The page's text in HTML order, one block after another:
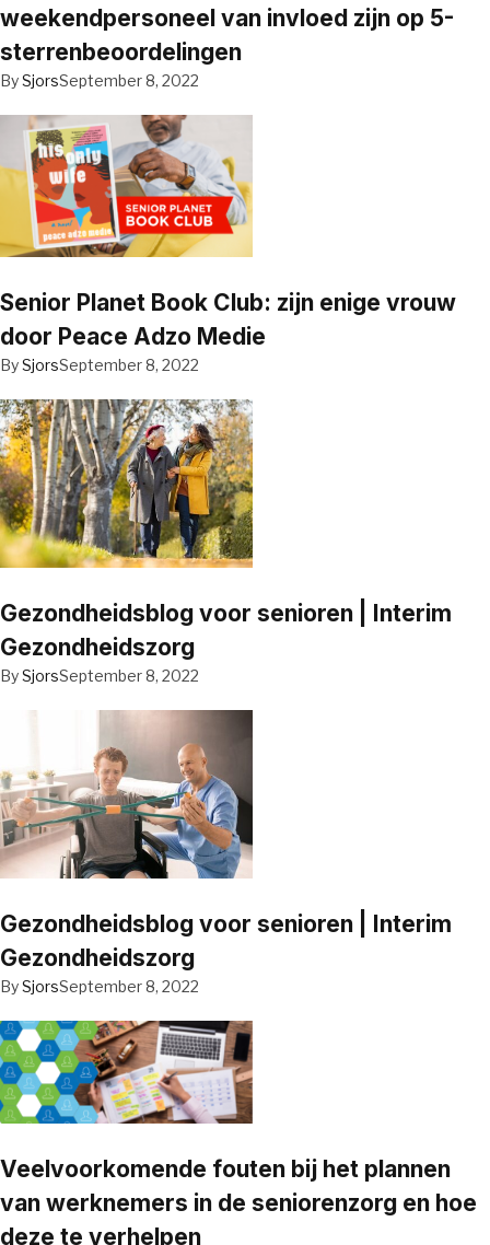
weekendpersoneel van invloed zijn op 5-
sterrenbeoordelingen
BySjorsSeptember 8, 2022
Senior Planet Book Club: zijn enige vrouw
door Peace Adzo Medie
BySjorsSeptember 8, 2022
Gezondheidsblog voor senioren | Interim
Gezondheidszorg
BySjorsSeptember 8, 2022
Gezondheidsblog voor senioren | Interim
Gezondheidszorg
BySjorsSeptember 8, 2022
Veelvoorkomende fouten bij het plannen
van werknemers in de seniorenzorg en hoe
deze te verhelpen